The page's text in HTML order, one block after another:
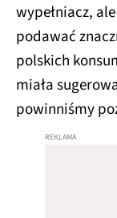
wypełniacz,
podawać
polskich
miała
powinniśmy